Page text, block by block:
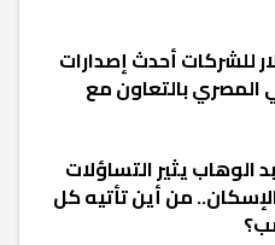
للشركات أحدث إصدارات
المصري بالتعاون مع
يثير التساؤلات
من أين تأتيه كل